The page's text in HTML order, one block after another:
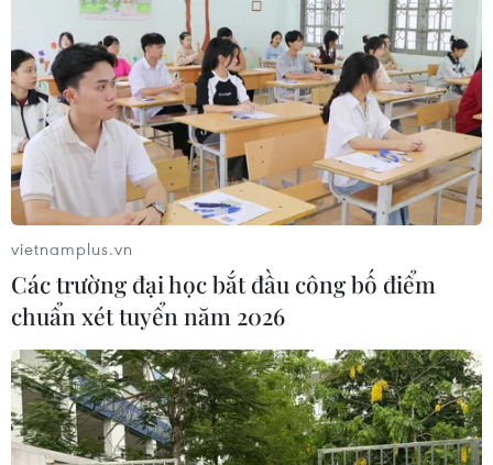
vietnamplus.vn
Các trường đại học bắt đầu công bố điểm
chuẩn xét tuyển năm 2026